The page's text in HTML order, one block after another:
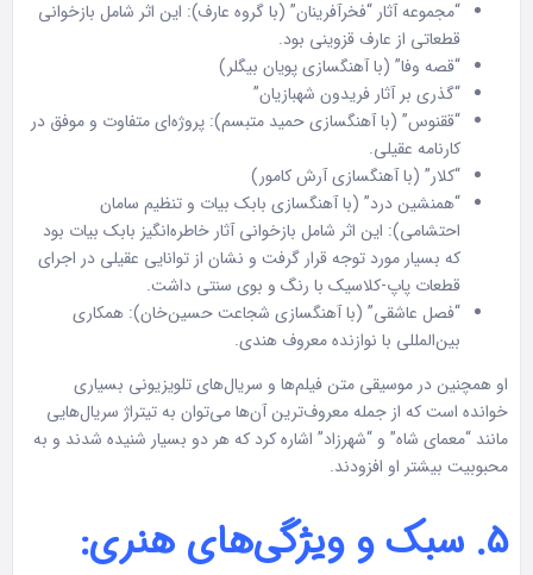
“مجموعه آثار “فخرآفرینان” (با گروه عارف): این اثر شامل بازخوانی
قطعاتی از عارف قزوینی بود.
“قصه وفا” (با آهنگسازی پویان بیگلر)
“گذری بر آثار فریدون شهبازیان”
“ققنوس” (با آهنگسازی حمید متبسم): پروژه‌ای متفاوت و موفق در
کارنامه عقیلی.
“کلار” (با آهنگسازی آرش کامور)
“همنشین درد” (با آهنگسازی بابک بیات و تنظیم سامان
احتشامی): این اثر شامل بازخوانی آثار خاطره‌انگیز بابک بیات بود
که بسیار مورد توجه قرار گرفت و نشان از توانایی عقیلی در اجرای
قطعات پاپ-کلاسیک با رنگ و بوی سنتی داشت.
“فصل عاشقی” (با آهنگسازی شجاعت حسین‌خان): همکاری
بین‌المللی با نوازنده معروف هندی.
او همچنین در موسیقی متن فیلم‌ها و سریال‌های تلویزیونی بسیاری
خوانده است که از جمله معروف‌ترین آن‌ها می‌توان به تیتراژ سریال‌هایی
مانند “معمای شاه” و “شهرزاد” اشاره کرد که هر دو بسیار شنیده شدند و به
محبوبیت بیشتر او افزودند.
۵. سبک و ویژگی‌های هنری: